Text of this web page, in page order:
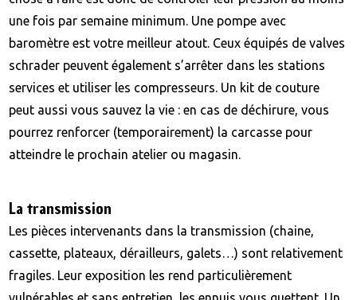
une fois par semaine minimum. Une pompe avec
baromètre est votre meilleur atout. Ceux équipés de valves
schrader peuvent également s’arrêter dans les stations
services et utiliser les compresseurs. Un kit de couture
peut aussi vous sauvez la vie : en cas de déchirure, vous
pourrez renforcer (temporairement) la carcasse pour
atteindre le prochain atelier ou magasin.
La transmission
Les pièces intervenants dans la transmission (chaine,
cassette, plateaux, dérailleurs, galets…) sont relativement
fragiles. Leur exposition les rend particulièrement